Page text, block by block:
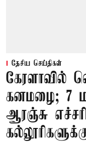
தேசிய செய்திகள்
கேரளாவில்
கனமழை; 7
ஆரஞ்சு